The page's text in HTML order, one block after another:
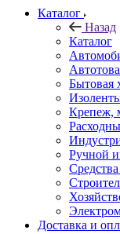
Каталог
Назад
Каталог
Бытовая
Крепеж,
Ручной
Доставка и